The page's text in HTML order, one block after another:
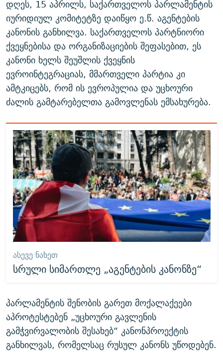
დღეს, 15 აპრილს, საქართველოს პარლამენტის
იურიდიულ კომიტეტზე დაიწყო ე.წ. აგენტების
კანონის განხილვა. საქართველოს პარტნიორი
ქვეყნებისა და ორგანიზაციების შეფასებით, ეს
კანონი ხელს შეუშლის ქვეყნის
ევროინტეგრაციას, მმართველი პარტია კი
ამტკიცებს, რომ ის ევროპულია და უცხოური
ძალის გამტარებელთა გამოვლენას ემსახურება.
ᲐᲡᲔᲕᲔ ᲜᲐᲮᲔᲗ
სრული სიმართლე „აგენტების კანონზე“
პარლამენტის შენობის გარეთ მოქალაქეები
აპროტესტებენ „უცხოური გავლენის
გამჭვირვალობის შესახებ“ კანონპროექტის
განხილვას, რომელსაც რუსულ კანონს უწოდებენ.